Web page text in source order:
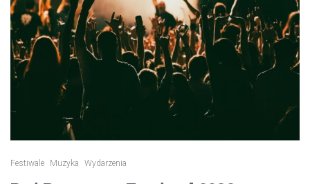
Festiwale Muzyka Wydarzenia